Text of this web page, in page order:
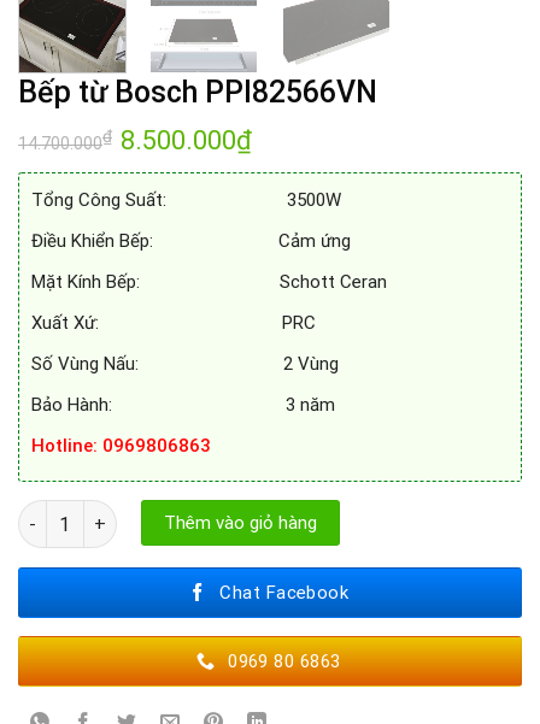
Bếp từ Bosch PPI82566VN
14.700.000₫ Giá
gốc
là:
8.500.000₫Giá
tại
8.500.000₫.
Tổng Công Suất: 3500W
Điều Khiển Bếp: Cảm ứng
Mặt Kính Bếp: Schott Ceran
Xuất Xứ: PRC
Số Vùng Nấu: 2 Vùng
Bảo Hành: 3 năm
Hotline: 0969806863
Bếp từ Bosch PPI82566VN số lượng
Thêm vào giỏ hàng
Chat Facebook
0969 80 6863